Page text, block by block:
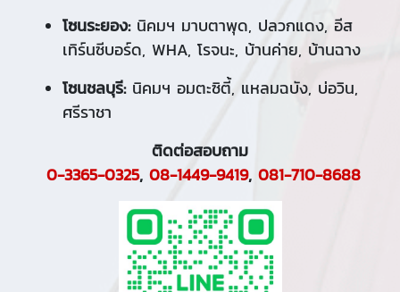
โซนระยอง:นิคมฯ มาบตาพุด, ปลวกแดง, อีส
เทิร์นซีบอร์ด, WHA, โรจนะ, บ้านค่าย, บ้านฉาง
โซนชลบุรี:นิคมฯ อมตะซิตี้, แหลมฉบัง, บ่อวิน,
ศรีราชา
ติดต่อสอบถาม
0-3365-0325, 08-1449-9419, 081-710-8688